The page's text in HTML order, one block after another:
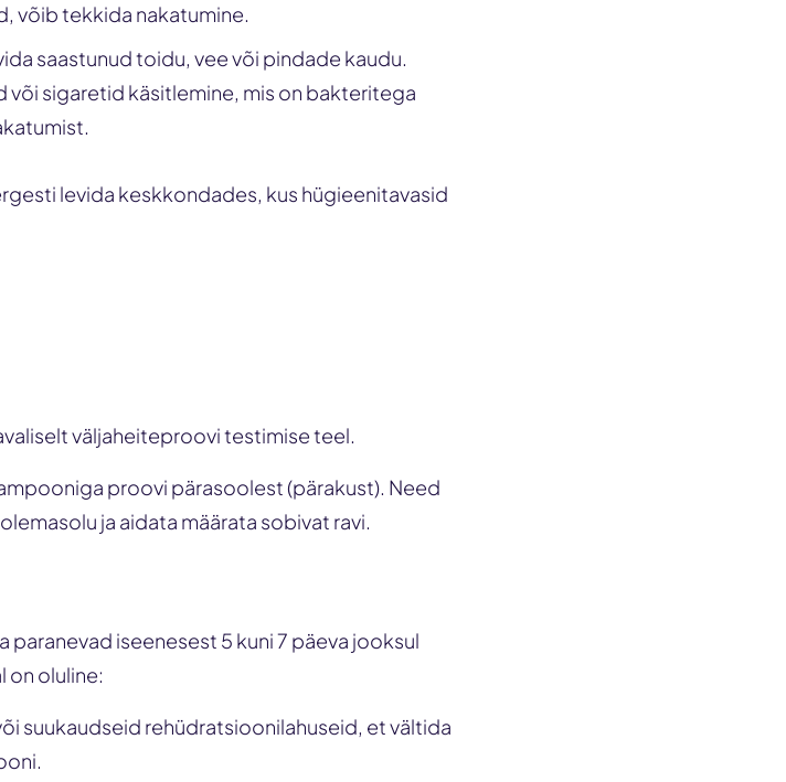
võib tekkida nakatumine.
saastunud toidu, vee või pindade kaudu.
sigaretid käsitlemine, mis on bakteritega
levida keskkondades, kus hügieenitavasid
väljaheiteproovi testimise teel.
proovi pärasoolest (pärakust). Need
ja aidata määrata sobivat ravi.
iseenesest 5 kuni 7 päeva jooksul
on oluline:
suukaudseid rehüdratsioonilahuseid, et vältida